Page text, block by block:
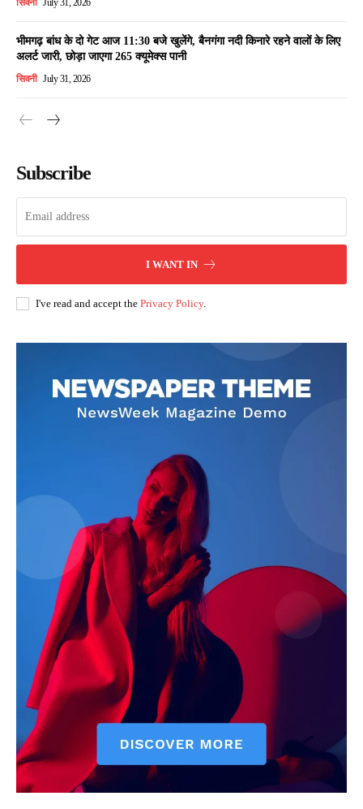
सिवनी July 31, 2026
भीमगढ़ बांध के दो गेट आज 11:30 बजे खुलेंगे, बैनगंगा नदी किनारे रहने वालों के लिए
अलर्ट जारी, छोड़ा जाएगा 265 क्यूमेक्स पानी
सिवनी July 31, 2026
Subscribe
I WANT IN
I've read and accept the Privacy Policy.